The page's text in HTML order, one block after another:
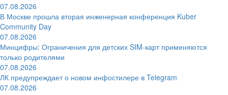
07.08.2026
В Москве прошла вторая инженерная конференция Kuber
Community Day
07.08.2026
Минцифры: Ограничения для детских SIM-карт применяются
только родителями
07.08.2026
ЛК предупреждает о новом инфостилере в Telegram
07.08.2026